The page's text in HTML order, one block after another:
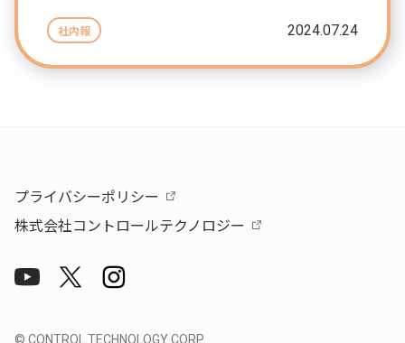
社内報 2024.07.24
© CONTROL TECHNOLOGY CORP.
プライバシーポリシー
株式会社コントロールテクノロジー